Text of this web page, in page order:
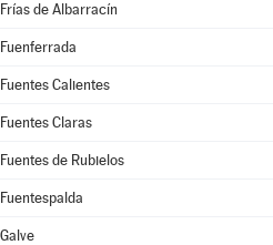
Frías de Albarracín
Fuenferrada
Fuentes Calientes
Fuentes Claras
Fuentes de Rubielos
Fuentespalda
Galve